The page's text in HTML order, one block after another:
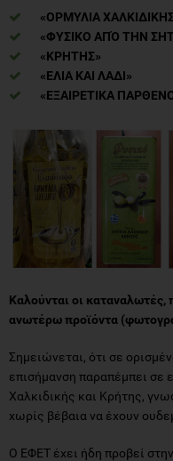
«ΟΡΜΥΛΙΑ
«ΦΥΣΙΚΟ ΑΠΌ ΤΗΝ
«ΚΡΗΤΗΣ»
«ΕΛΙΑ ΚΑΙ ΛΑΔΙ»
«ΕΞΑΙΡΕΤΙΚΑ
Καλούνται οι
ανωτέρω προϊόντα
Σημειώνεται, ότι σε
επισήμανση παραπέμπει σε
Χαλκιδικής και Κρήτης,
χωρίς βέβαια να έχουν
Ο ΕΦΕΤ έχει ήδη προβεί